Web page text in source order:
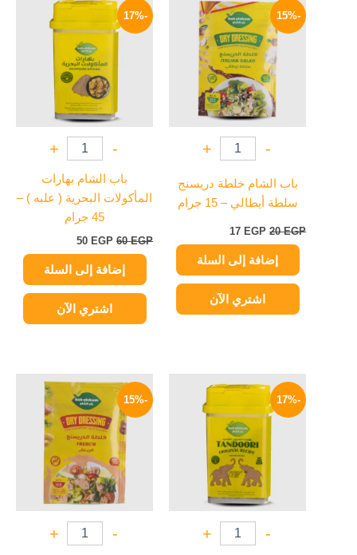
-15%
-
+
باب الشام خلطة دريسنج
سلطة أيطالي – 15 جرام
20EGP
الأصلي
هو:
20 EGP.
17 EGP
الحالي
هو:
17 EGP.
إضافة إلى السلة
اشتري الآن
-17%
-
+
باب الشام بهارات
المأكولات البحرية ( علبه ) –
45 جرام
60EGP
الأصلي
هو:
60 EGP.
50 EGP
الحالي
50 EGP.
إضافة إلى السلة
اشتري الآن
-17%
-
+
الأصلي
هو:
90 EGP.
الحالي
75 EGP.
-15%
-
+
السعر
الأصلي
هو:
20 EGP.
السعر
الحالي
هو:
17 EGP.